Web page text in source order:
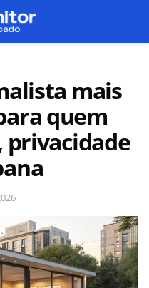
mais
quem
privacidade